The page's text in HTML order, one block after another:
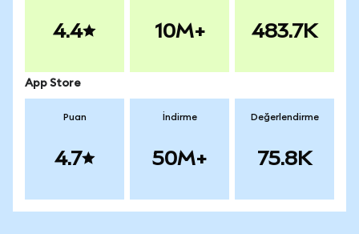
4.4 10M+ 483.7K
App Store
Puan
4.7
İndirme
50M+
Değerlendirme
75.8K